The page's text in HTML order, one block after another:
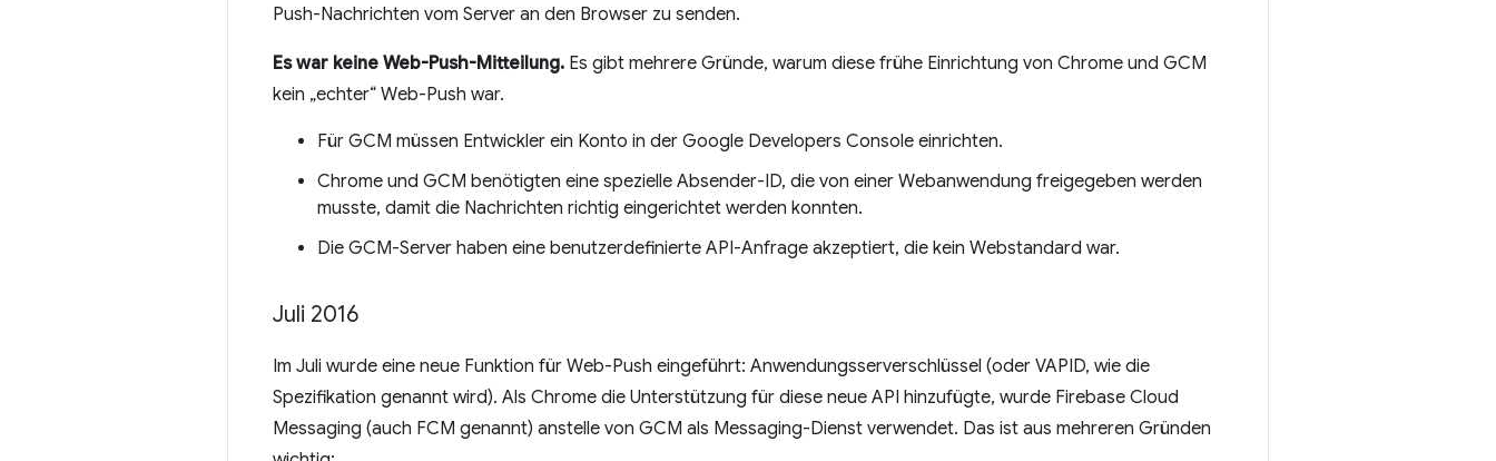
Push-Nachrichten vom Server an den Browser zu senden.
Es war keine Web-Push-Mitteilung. Es gibt mehrere Gründe, warum diese frühe Einrichtung von Chrome und GCM
kein „echter“ Web-Push war.
Für GCM müssen Entwickler ein Konto in der Google Developers Console einrichten.
Chrome und GCM benötigten eine spezielle Absender-ID, die von einer Webanwendung freigegeben werden
musste, damit die Nachrichten richtig eingerichtet werden konnten.
Die GCM-Server haben eine benutzerdefinierte API-Anfrage akzeptiert, die kein Webstandard war.
Juli 2016
Im Juli wurde eine neue Funktion für Web-Push eingeführt: Anwendungsserverschlüssel (oder VAPID, wie die
Spezifikation genannt wird). Als Chrome die Unterstützung für diese neue API hinzufügte, wurde Firebase Cloud
Messaging (auch FCM genannt) anstelle von GCM als Messaging-Dienst verwendet. Das ist aus mehreren Gründen